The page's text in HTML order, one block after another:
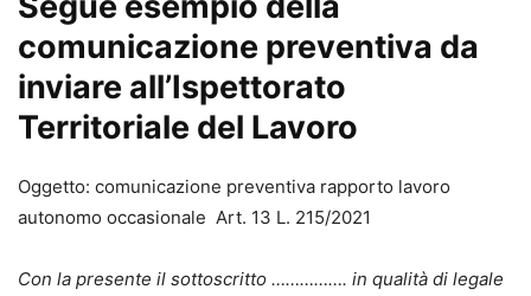
comunicazione preventiva da
inviare all’Ispettorato
Territoriale del Lavoro
Oggetto: comunicazione preventiva rapporto lavoro
autonomo occasionale Art. 13 L. 215/2021
Con la presente il sottoscritto ……………. in qualità di legale